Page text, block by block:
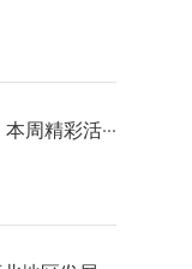
（10.13-10.20）